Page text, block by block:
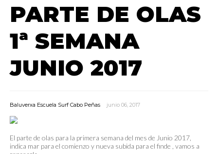
PARTE DE OLAS
1ª SEMANA
JUNIO 2017
Baluverxa Escuela Surf Cabo Peñas junio 06, 2017
El parte de olas para la primera semana del mes de Junio 2017,
indica mar para el comienzo y nueva subida para el finde , vamos a